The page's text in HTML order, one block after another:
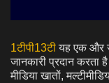
1टीपी13टीयह एक और
जानकारी प्रदान
मीडिया खातों,